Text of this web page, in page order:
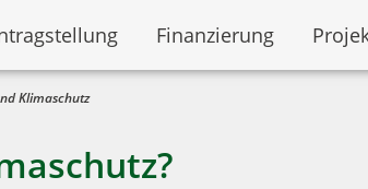
Finanzierung
Klimaschutz